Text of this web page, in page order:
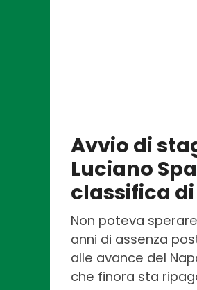
Avvio di
Luciano
classifica di
Non poteva
anni di assenza
alle avance del
che finora sta